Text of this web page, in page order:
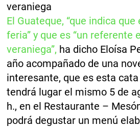
veraniega
El Guateque, “que indica
feria” y que es “un referente
veraniega”, ha dicho Eloísa
año acompañado de una
interesante, que es esta
tendrá lugar el mismo 5 de
h., en el Restaurante –
podrá degustar un menú